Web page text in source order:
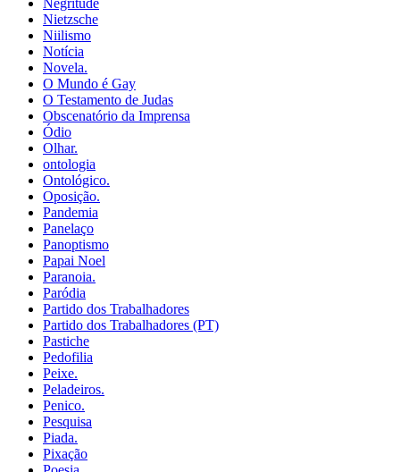
Negritude
Nietzsche
Niilismo
Notícia
Novela.
O Mundo é Gay
O Testamento de Judas
Obscenatório da Imprensa
Ódio
Olhar.
ontologia
Ontológico.
Oposição.
Pandemia
Panelaço
Panoptismo
Papai Noel
Paranoia.
Paródia
Partido dos Trabalhadores
Partido dos Trabalhadores (PT)
Pastiche
Pedofilia
Peixe.
Peladeiros.
Penico.
Pesquisa
Piada.
Pixação